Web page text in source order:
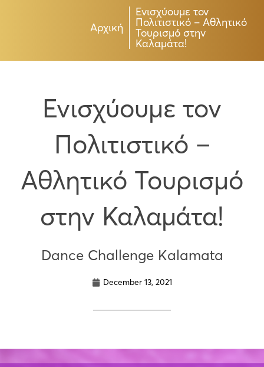
Αρχική
Ενισχύουμε τον
Πολιτιστικό – Αθλητικό
Τουρισμό στην
Καλαμάτα!
Ενισχύουμε τον
Πολιτιστικό –
Αθλητικό Τουρισμό
στην Καλαμάτα!
Dance Challenge Kalamata
December 13, 2021